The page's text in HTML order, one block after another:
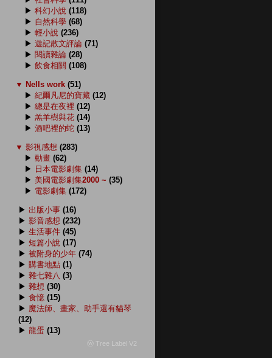
▶ 科幻小說 (118)
▶ 自然科學 (68)
▶ 輕小說 (236)
▶ 遊記散文評論 (71)
▶ 閱讀雜論 (28)
▶ 飲食相關 (108)
▼ Nells work (51)
▶ 紀爾凡尼的寶藏 (12)
▶ 總是在夜裡 (12)
▶ 羔羊樹與花 (14)
▶ 酒吧裡的蛇 (13)
▼ 影視感想 (283)
▶ 動畫 (62)
▶ 日本電影劇集 (14)
▶ 美國電影劇集2000 ~ (35)
▶ 電影劇集 (172)
▶ 出版小事 (16)
▶ 影音感想 (232)
▶ 生活事件 (45)
▶ 短篇小說 (17)
▶ 被附身的少年 (74)
▶ 購書地點 (1)
▶ 雜七雜八 (3)
▶ 雜想 (30)
▶ 食憶 (15)
▶ 魔法師、畫家、助手還有貓琴
(12)
▶ 龍蛋 (13)
ⓦ Tree Label V2